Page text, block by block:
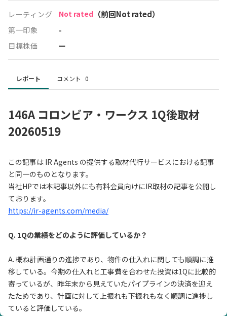
レーティング Not rated （前回Not rated）
第一印象 -
目標株価 ー
レポート コメント 0
146A コロンビア・ワークス 1Q後取材
20260519
この記事は IR Agents の提供する取材代行サービスにおける記事
と同一のものとなります。
当社HPでは本記事以外にも有料会員向けにIR取材の記事を公開し
ております。
https://ir-agents.com/media/
Q. 1Qの業績をどのように評価しているか？
A. 概ね計画通りの進捗であり、物件の仕入れに関しても順調に推
移している。今期の仕入れと工事費を合わせた投資は1Qに比較的
寄っているが、昨年末から見えていたパイプラインの決済を迎え
たためであり、計画に対して上振れも下振れもなく順調に進捗し
ていると評価している。